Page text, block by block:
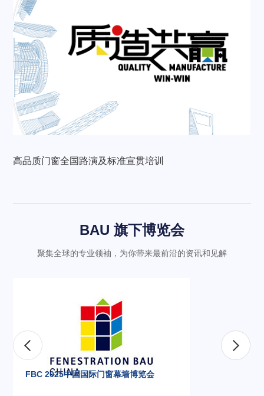
高品质门窗全国路演及标准宣贯培训
BAU 旗下博览会
聚集全球的专业领袖，为你带来最前沿的资讯和见解
FBC 2025中国国际门窗幕墙博览会